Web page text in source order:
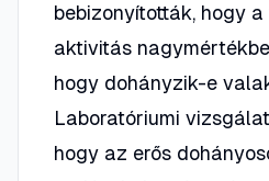
bebizonyították, hogy
aktivitás
hogy dohányzik-e
Laboratóriumi
hogy az erős